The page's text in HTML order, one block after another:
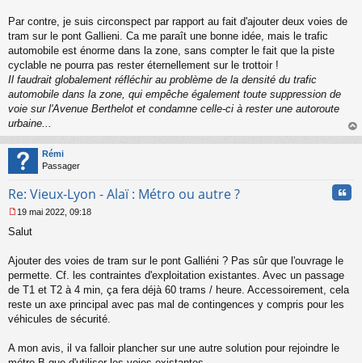
Par contre, je suis circonspect par rapport au fait d'ajouter deux voies de
tram sur le pont Gallieni. Ca me paraît une bonne idée, mais le trafic
automobile est énorme dans la zone, sans compter le fait que la piste
cyclable ne pourra pas rester éternellement sur le trottoir !
Il faudrait globalement réfléchir au problème de la densité du trafic
automobile dans la zone, qui empêche également toute suppression de
voie sur l'Avenue Berthelot et condamne celle-ci à rester une autoroute
urbaine...
au
Rémi
Passager
Re: Vieux-Lyon - Alaï : Métro ou autre ?
e
s
g
e
n
o
u
19 mai 2022, 09:18
Salut
Ajouter des voies de tram sur le pont Galliéni ? Pas sûr que l'ouvrage le
permette. Cf. les contraintes d'exploitation existantes. Avec un passage
de T1 et T2 à 4 min, ça fera déjà 60 trams / heure. Accessoirement, cela
reste un axe principal avec pas mal de contingences y compris pour les
véhicules de sécurité.
A mon avis, il va falloir plancher sur une autre solution pour rejoindre le